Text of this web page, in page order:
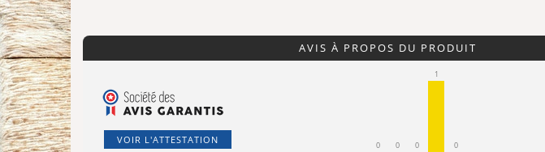
AVIS À PROPOS DU PRODUIT
VOIR L'ATTESTATION 0 0 0
1
0